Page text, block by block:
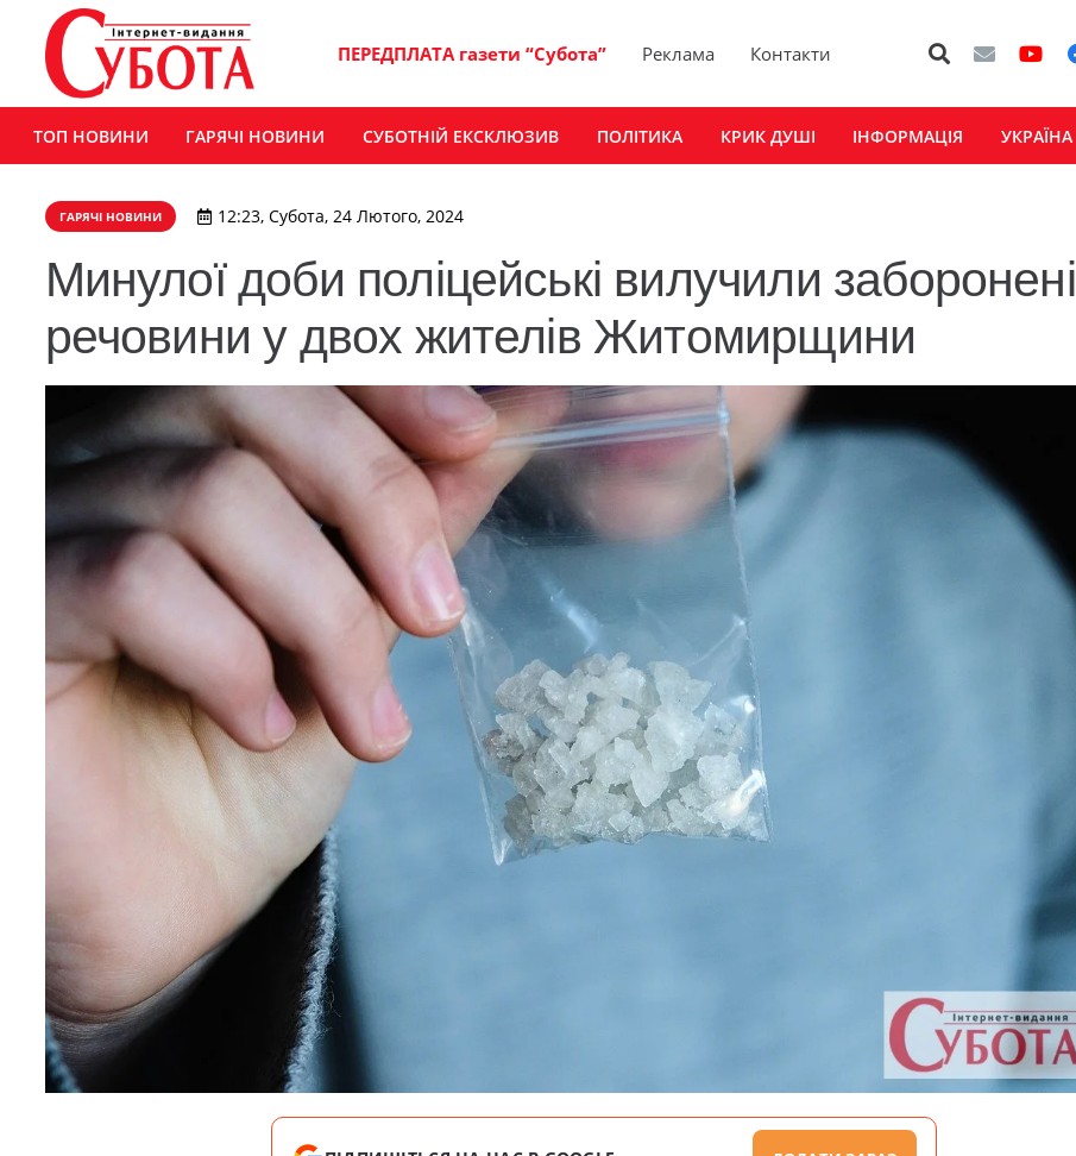
ПЕРЕДПЛАТА газети “Субота” Реклама Контакти
ТОП НОВИНИ ГАРЯЧІ НОВИНИ СУБОТНІЙ ЕКСКЛЮЗИВ ПОЛІТИКА КРИК ДУШІ ІНФОРМАЦІЯ УКРАЇНА
ГАРЯЧІ НОВИНИ 12:23, Субота, 24 Лютого, 2024
Минулої доби поліцейські вилучили заборонені
речовини у двох жителів Житомирщини